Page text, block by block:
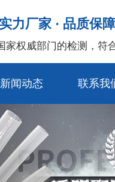
力厂家 · 品质保障
家权威部门的检测，符
新闻动态
公司新闻
常见问题
联系我